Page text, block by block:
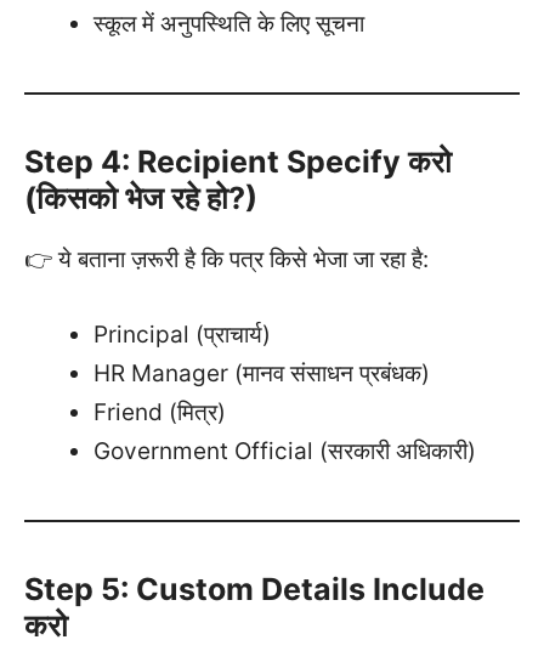
स्कूल में अनुपस्थिति के लिए सूचना
Step 4: Recipient Specify करो
(किसको भेज रहे हो?)
👉 ये बताना ज़रूरी है कि पत्र किसे भेजा जा रहा है:
Principal (प्राचार्य)
HR Manager (मानव संसाधन प्रबंधक)
Friend (मित्र)
Government Official (सरकारी अधिकारी)
Step 5: Custom Details Include
करो